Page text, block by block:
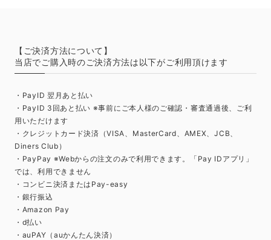
【ご決済方法について】
当店でご購入時のご決済方法は以下がご利用頂けます
・PayID 翌月あと払い
・PayID 3回あと払い ※事前にご本人様のご確認・審査通過後、ご利
用いただけます
・クレジットカード決済（VISA、MasterCard、AMEX、JCB、
Diners Club）
・PayPay ※Webからの注文のみで利用できます。「Pay IDアプリ」
では、利用できません
・コンビニ決済またはPay-easy
・銀行振込
・Amazon Pay
・d払い
・auPAY（auかんたん決済）